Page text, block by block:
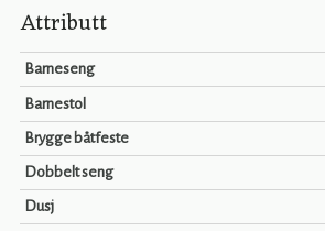
Attributt
Barneseng
Barnestol
Brygge båtfeste
Dobbelt seng
Dusj